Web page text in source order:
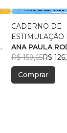
CADERNO DE
ESTIMULAÇÃO DAS
FUNÇÕES
AUTISMO E
ESCOLARES
ANA PAULA
COUTINHO
R$ 159,65R$
Comprar